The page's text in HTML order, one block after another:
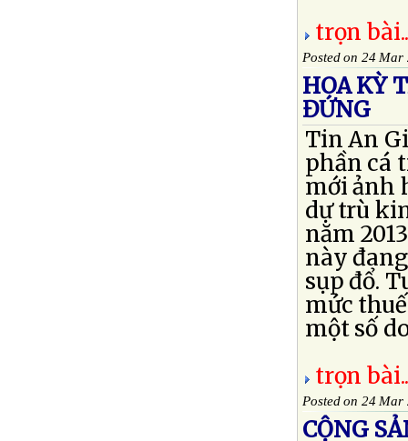
trọn
Posted on 24 Mar
HOA KỲ
ĐỨNG
Tin An
phần cá
mới ảnh
dự trù
năm
này
sụp đổ.
mức
một số
trọn
Posted on 24 Mar
CỘNG